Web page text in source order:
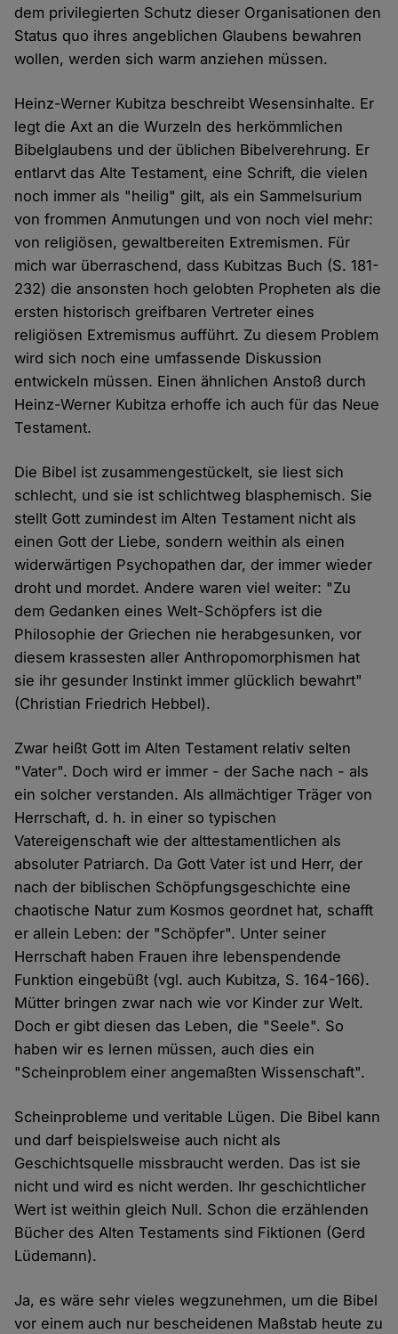
dem privilegierten Schutz dieser Organisationen den
Status quo ihres angeblichen Glaubens bewahren
wollen, werden sich warm anziehen müssen.
Heinz-Werner Kubitza beschreibt Wesensinhalte. Er
legt die Axt an die Wurzeln des herkömmlichen
Bibelglaubens und der üblichen Bibelverehrung. Er
entlarvt das Alte Testament, eine Schrift, die vielen
noch immer als "heilig" gilt, als ein Sammelsurium
von frommen Anmutungen und von noch viel mehr:
von religiösen, gewaltbereiten Extremismen. Für
mich war überraschend, dass Kubitzas Buch (S. 181-
232) die ansonsten hoch gelobten Propheten als die
ersten historisch greifbaren Vertreter eines
religiösen Extremismus aufführt. Zu diesem Problem
wird sich noch eine umfassende Diskussion
entwickeln müssen. Einen ähnlichen Anstoß durch
Heinz-Werner Kubitza erhoffe ich auch für das Neue
Testament.
Die Bibel ist zusammengestückelt, sie liest sich
schlecht, und sie ist schlichtweg blasphemisch. Sie
stellt Gott zumindest im Alten Testament nicht als
einen Gott der Liebe, sondern weithin als einen
widerwärtigen Psychopathen dar, der immer wieder
droht und mordet. Andere waren viel weiter: "Zu
dem Gedanken eines Welt-Schöpfers ist die
Philosophie der Griechen nie herabgesunken, vor
diesem krassesten aller Anthropomorphismen hat
sie ihr gesunder Instinkt immer glücklich bewahrt"
(Christian Friedrich Hebbel).
Zwar heißt Gott im Alten Testament relativ selten
"Vater". Doch wird er immer - der Sache nach - als
ein solcher verstanden. Als allmächtiger Träger von
Herrschaft, d. h. in einer so typischen
Vatereigenschaft wie der alttestamentlichen als
absoluter Patriarch. Da Gott Vater ist und Herr, der
nach der biblischen Schöpfungsgeschichte eine
chaotische Natur zum Kosmos geordnet hat, schafft
er allein Leben: der "Schöpfer". Unter seiner
Herrschaft haben Frauen ihre lebenspendende
Funktion eingebüßt (vgl. auch Kubitza, S. 164-166).
Mütter bringen zwar nach wie vor Kinder zur Welt.
Doch er gibt diesen das Leben, die "Seele". So
haben wir es lernen müssen, auch dies ein
"Scheinproblem einer angemaßten Wissenschaft".
Scheinprobleme und veritable Lügen. Die Bibel kann
und darf beispielsweise auch nicht als
Geschichtsquelle missbraucht werden. Das ist sie
nicht und wird es nicht werden. Ihr geschichtlicher
Wert ist weithin gleich Null. Schon die erzählenden
Bücher des Alten Testaments sind Fiktionen (Gerd
Lüdemann).
Ja, es wäre sehr vieles wegzunehmen, um die Bibel
vor einem auch nur bescheidenen Maßstab heute zu